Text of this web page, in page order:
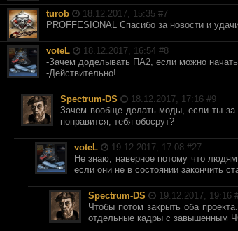
turob 18.12.2017, 15:35 #7
PROFFESIONAL Спасибо за новости и
voteL 18.12.2017, 16:54 #8
-Зачем доделывать ПА2, если можно
-Действительно!
Spectrum-DS 18.12.2017, 17:16 #9
Зачем вообще делать моды, если ты за
понравится, тебя обосрут?
voteL 19.12.2017, 17:08 #27
Не знаю, наверное потому что
если они не в состоянии закончить
Spectrum-DS 19.12.2017, 19:16
Чтобы потом закрыть оба
отдельные кадры с завышенным